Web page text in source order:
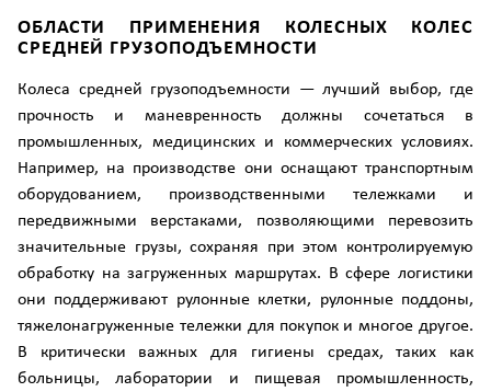
ОБЛАСТИ ПРИМЕНЕНИЯ КОЛЕСНЫХ КОЛЕС
СРЕДНЕЙ ГРУЗОПОДЪЕМНОСТИ
Колеса средней грузоподъемности — лучший выбор, где
прочность и маневренность должны сочетаться в
промышленных, медицинских и коммерческих условиях.
Например, на производстве они оснащают транспортным
оборудованием, производственными тележками и
передвижными верстаками, позволяющими перевозить
значительные грузы, сохраняя при этом контролируемую
обработку на загруженных маршрутах. В сфере логистики
они поддерживают рулонные клетки, рулонные поддоны,
тяжелонагруженные тележки для покупок и многое другое.
В критически важных для гигиены средах, таких как
больницы, лаборатории и пищевая промышленность,